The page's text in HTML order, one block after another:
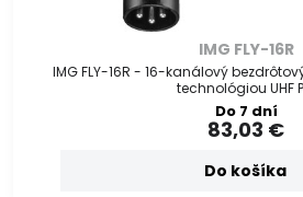
IMG FLY-16R
IMG FLY-16R - 16-kanálový
technológiou UHF
Do 7 dní
83,03 €
Do košíka